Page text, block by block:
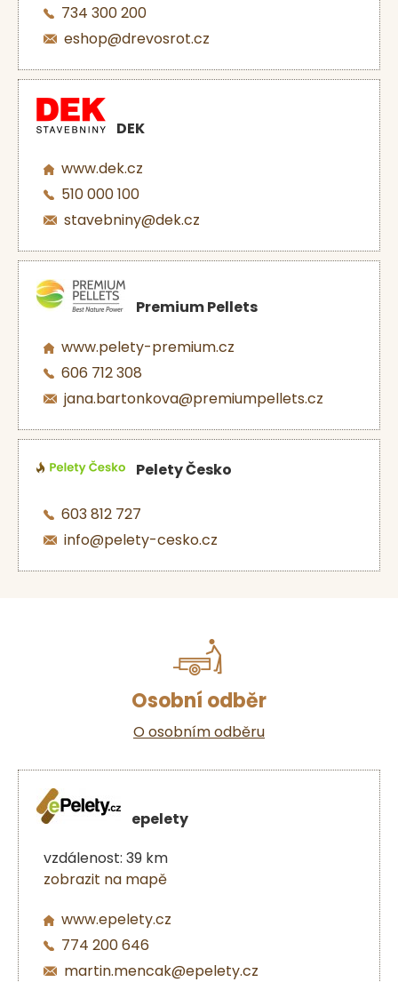
734 300 200
eshop@drevosrot.cz
DEK
www.dek.cz
510 000 100
stavebniny@dek.cz
Premium Pellets
www.pelety-premium.cz
606 712 308
jana.bartonkova@premiumpellets.cz
Pelety Česko
603 812 727
info@pelety-cesko.cz
Osobní odběr
O osobním odběru
epelety
vzdálenost: 39 km
zobrazit na mapě
www.epelety.cz
774 200 646
martin.mencak@epelety.cz